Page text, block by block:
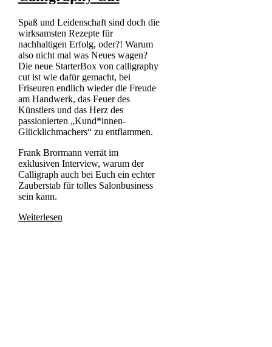
Spaß und Leidenschaft sind doch die
wirksamsten Rezepte für
nachhaltigen Erfolg, oder?! Warum
also nicht mal was Neues wagen?
Die neue StarterBox von calligraphy
cut ist wie dafür gemacht, bei
Friseuren endlich wieder die Freude
am Handwerk, das Feuer des
Künstlers und das Herz des
passionierten „Kund*innen-
Glücklichmachers“ zu entflammen.
Frank Brormann verrät im
exklusiven Interview, warum der
Calligraph auch bei Euch ein echter
Zauberstab für tolles Salonbusiness
sein kann.
Weiterlesen